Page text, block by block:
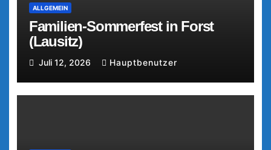
ALLGEMEIN
Familien-Sommerfest in Forst
(Lausitz)
Juli 12, 2026 Hauptbenutzer